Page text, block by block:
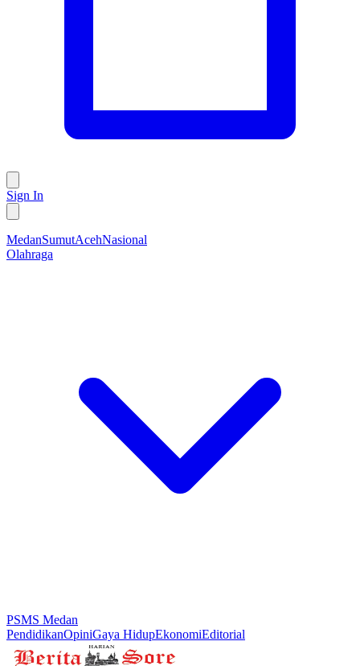
Sign In
MedanSumutAcehNasional
Olahraga
PSMS Medan
PendidikanOpiniGaya HidupEkonomiEditorial